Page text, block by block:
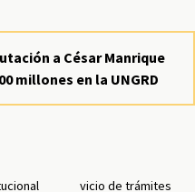
a César Manrique
millones en la UNGRD
vicio de trámites